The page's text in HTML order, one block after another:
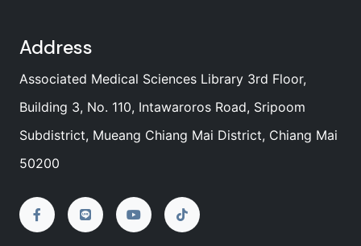
Address
Associated Medical Sciences Library 3rd Floor,
Building 3, No. 110, Intawaroros Road, Sripoom
Subdistrict, Mueang Chiang Mai District, Chiang Mai
50200